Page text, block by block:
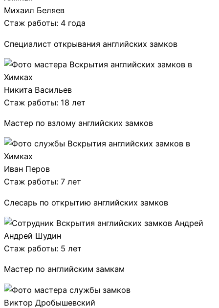
Михаил Беляев
Стаж работы: 4 года
Специалист открывания английских замков
Никита Васильев
Стаж работы: 18 лет
Мастер по взлому английских замков
Иван Перов
Стаж работы: 7 лет
Слесарь по открытию английских замков
Андрей Шудин
Стаж работы: 5 лет
Мастер по английским замкам
Виктор Дробышевский